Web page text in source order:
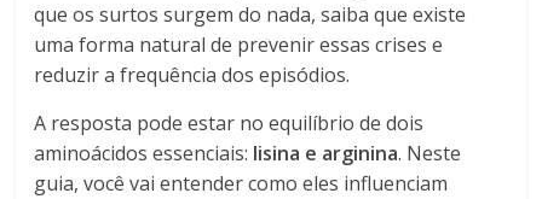
que os surtos surgem do nada, saiba que existe
uma forma natural de prevenir essas crises e
reduzir a frequência dos episódios.
A resposta pode estar no equilíbrio de dois
aminoácidos essenciais: lisina e arginina. Neste
guia, você vai entender como eles influenciam